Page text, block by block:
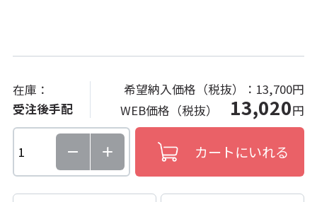
在庫：
受注後手配
希望納入価格（税抜）： 13,700円
WEB価格（税抜） 13,020円